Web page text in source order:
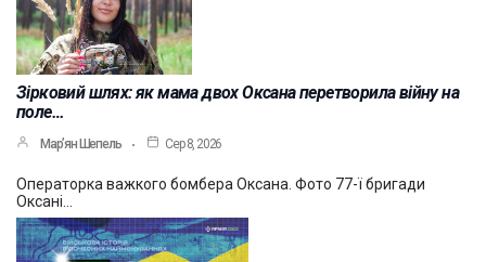
Зірковий шлях: як мама двох Оксана перетворила війну на
поле…
Мар’ян Шепель Сер 8, 2026
Операторка важкого бомбера Оксана. Фото 77-ї бригади
Оксані…